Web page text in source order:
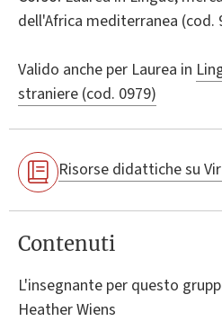
dell'Africa mediterranea (cod.
Valido anche per Laurea in
straniere (cod. 0979)
Risorse didattiche su
Contenuti
L'insegnante per questo
Heather Wiens